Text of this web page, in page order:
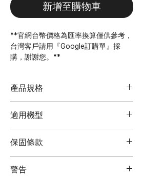
新增至購物車
**官網台幣價格為匯率換算僅供參考，
台灣客戶請用『Google訂購單』採
購，謝謝您。**
產品規格
片 × 1
｜產地：100% 台灣製造
｜尺寸：105mm × 63.5mm
｜重量：75g
適用機型
600 克的行動裝置。
◎ Majextand M 背膠貼片適用於玻
璃、金屬、PC 等硬質且平整的表面。
保固條款
您的 Majextand M 自原始零售購買日
警告